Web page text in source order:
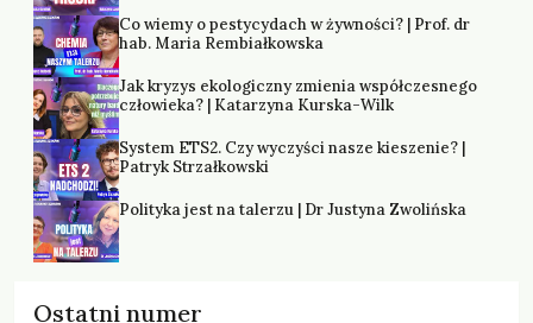
Co wiemy o pestycydach w żywności? | Prof. dr
hab. Maria Rembiałkowska
Jak kryzys ekologiczny zmienia współczesnego
człowieka? | Katarzyna Kurska-Wilk
System ETS2. Czy wyczyści nasze kieszenie? |
Patryk Strzałkowski
Polityka jest na talerzu | Dr Justyna Zwolińska
Ostatni numer